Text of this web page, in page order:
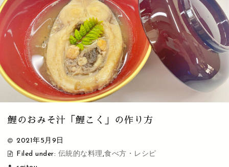
鯉のおみそ汁「鯉こく」の作り方
2021年5月9日
Filed under: 伝統的な料理 ,食べ方・レシピ